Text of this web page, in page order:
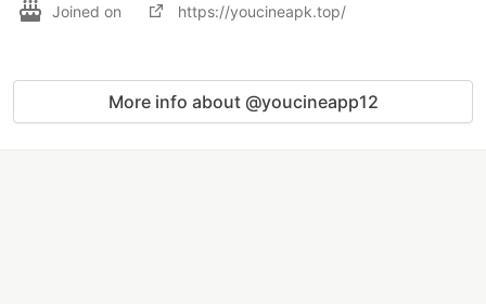
Joined on https://youcineapk.top/
More info about @youcineapp12